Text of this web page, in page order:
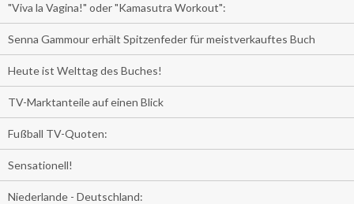
"Viva la Vagina!" oder "Kamasutra Workout":
Senna Gammour erhält Spitzenfeder für meistverkauftes Buch
Heute ist Welttag des Buches!
TV-Marktanteile auf einen Blick
Fußball TV-Quoten:
Sensationell!
Niederlande - Deutschland: